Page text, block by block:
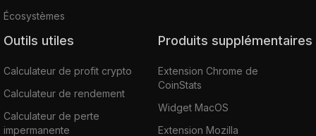
Écosystèmes
Outils utiles
Calculateur de profit crypto
Calculateur de rendement
Calculateur de perte
impermanente
Produits supplémentaires
Extension Chrome de
CoinStats
Widget MacOS
Extension Mozilla